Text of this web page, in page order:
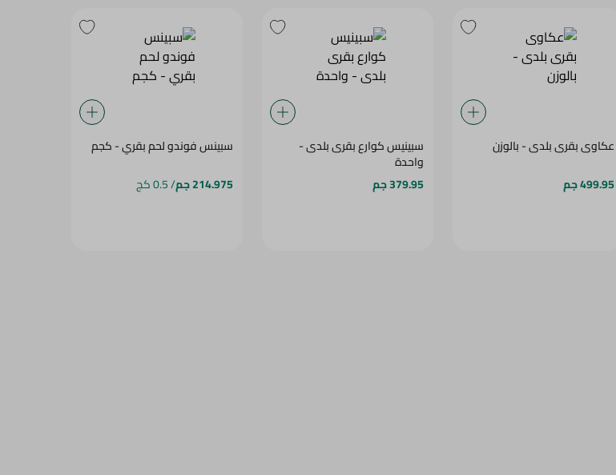
عكاوى بقرى بلدى - بالوزن
499.95 جم
سبينيس كوارع بقرى بلدى -
واحدة
379.95 جم
سبينس فوندو لحم بقري - كجم
214.975 جم
/ 0.5 كج